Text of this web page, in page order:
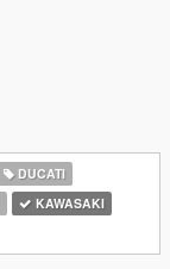
DUCATI
KAWASAKI